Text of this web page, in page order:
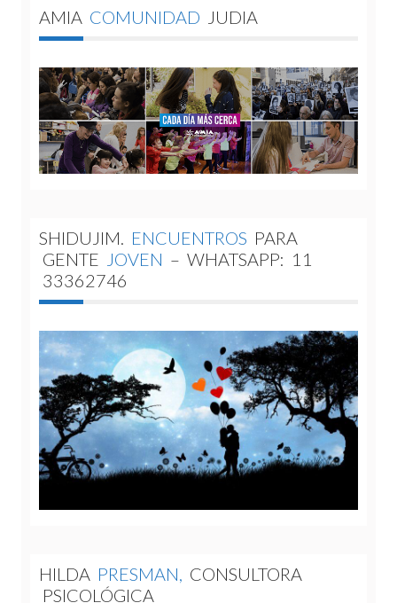
AMIA COMUNIDAD JUDIA
SHIDUJIM. ENCUENTROS PARA
GENTE JOVEN – WHATSAPP: 11
33362746
HILDA PRESMAN, CONSULTORA
PSICOLÓGICA